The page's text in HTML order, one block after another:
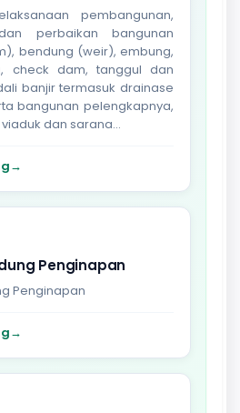
pembangunan,
perbaikan bangunan
bendung (weir), embung,
check dam, tanggul dan
banjir termasuk drainase
bangunan pelengkapnya,
dan sarana...
→
Penginapan
Penginapan
→